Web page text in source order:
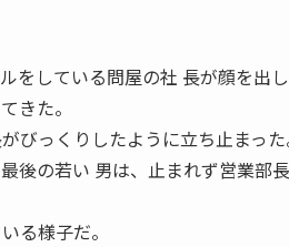
をしている問屋の社 長が顔を出し
きた。
びっくりしたように立ち止まった
後の若い 男は、止まれず営業部
る様子だ。